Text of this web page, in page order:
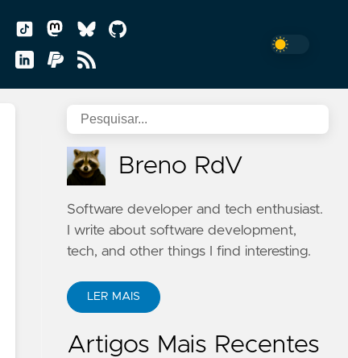
Breno RdV
Software developer and tech enthusiast.
I write about software development,
tech, and other things I find interesting.
LER MAIS
Artigos Mais Recentes